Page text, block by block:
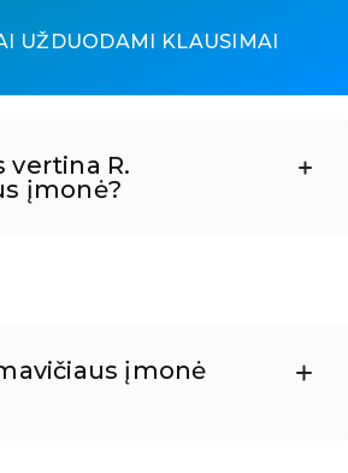
UŽDUODAMI KLAUSIMAI
vertina R.
įmonė?
įmonė